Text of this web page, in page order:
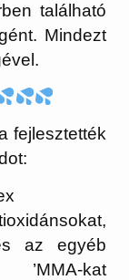
található
Mindezt
fejlesztették
az egyéb
kat